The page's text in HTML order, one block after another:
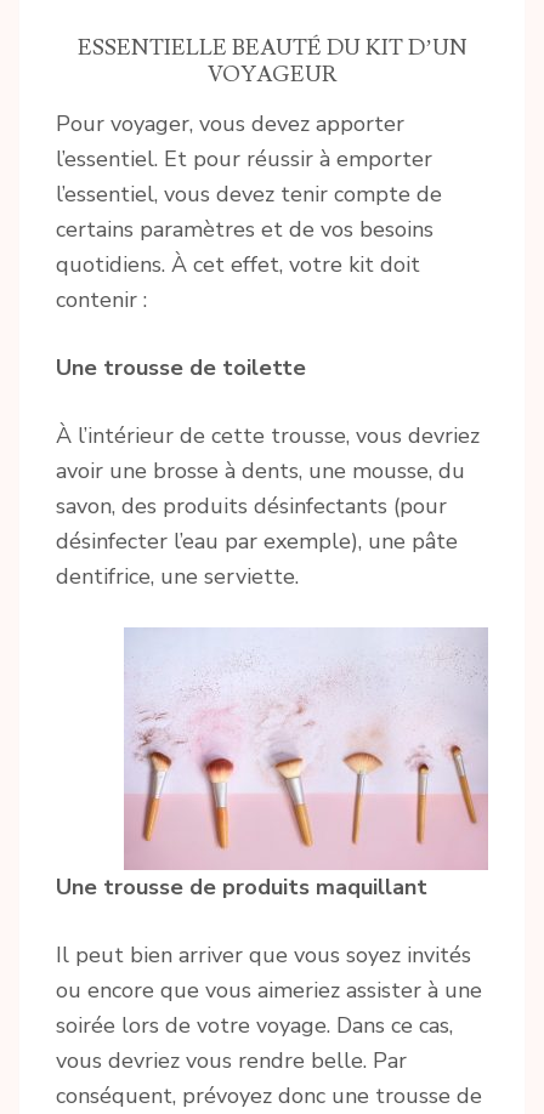
ESSENTIELLE BEAUTÉ DU KIT D’UN
VOYAGEUR
Pour voyager, vous devez apporter
l’essentiel. Et pour réussir à emporter
l’essentiel, vous devez tenir compte de
certains paramètres et de vos besoins
quotidiens. À cet effet, votre kit doit
contenir :
Une trousse de toilette
À l’intérieur de cette trousse, vous devriez
avoir une brosse à dents, une mousse, du
savon, des produits désinfectants (pour
désinfecter l’eau par exemple), une pâte
dentifrice, une serviette.
Une trousse de produits maquillant
Il peut bien arriver que vous soyez invités
ou encore que vous aimeriez assister à une
soirée lors de votre voyage. Dans ce cas,
vous devriez vous rendre belle. Par
conséquent, prévoyez donc une trousse de